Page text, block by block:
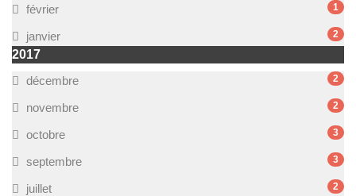
février 1
janvier 2
2017
décembre
2
novembre 2
octobre 3
septembre 3
juillet 2